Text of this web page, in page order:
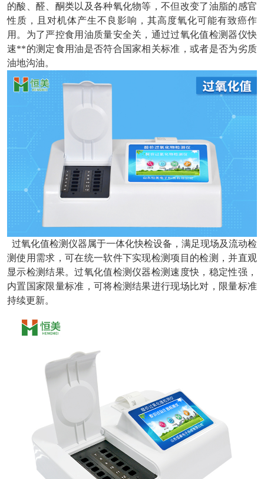
的酸、醛、酮类以及各种氧化物等，不但改变了油脂的感官
性质，且对机体产生不良影响，其高度氧化可能有致癌作
用。为了严控食用油质量安全关，通过过氧化值检测器仪快
速**的测定食用油是否符合国家相关标准，或者是否为劣质
油地沟油。
过氧化值检测仪器属于一体化快检设备，满足现场及流动检
测使用需求，可在统一软件下实现检测项目的检测，并直观
显示检测结果。过氧化值检测仪器检测速度快，稳定性强，
内置国家限量标准，可将检测结果进行现场比对，限量标准
持续更新。